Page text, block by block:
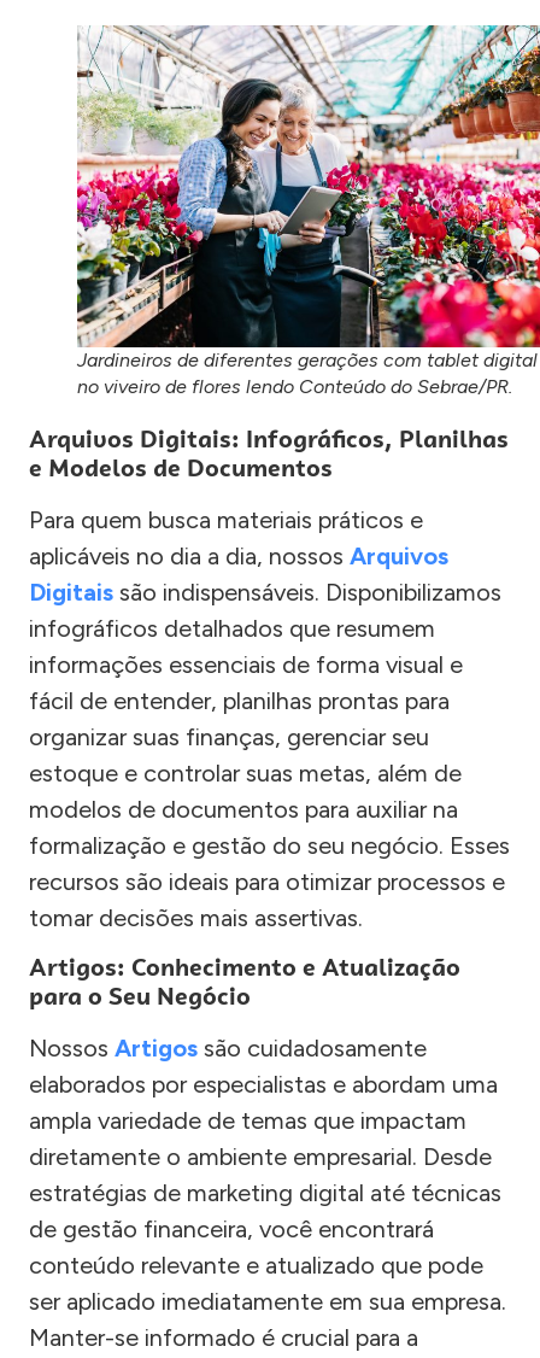
Jardineiros de diferentes gerações com tablet digital
no viveiro de flores lendo Conteúdo do Sebrae/PR.
Arquivos Digitais: Infográficos, Planilhas
e Modelos de Documentos
Para quem busca materiais práticos e
aplicáveis no dia a dia, nossos Arquivos
Digitais são indispensáveis. Disponibilizamos
infográficos detalhados que resumem
informações essenciais de forma visual e
fácil de entender, planilhas prontas para
organizar suas finanças, gerenciar seu
estoque e controlar suas metas, além de
modelos de documentos para auxiliar na
formalização e gestão do seu negócio. Esses
recursos são ideais para otimizar processos e
tomar decisões mais assertivas.
Artigos: Conhecimento e Atualização
para o Seu Negócio
Nossos Artigos são cuidadosamente
elaborados por especialistas e abordam uma
ampla variedade de temas que impactam
diretamente o ambiente empresarial. Desde
estratégias de marketing digital até técnicas
de gestão financeira, você encontrará
conteúdo relevante e atualizado que pode
ser aplicado imediatamente em sua empresa.
Manter-se informado é crucial para a